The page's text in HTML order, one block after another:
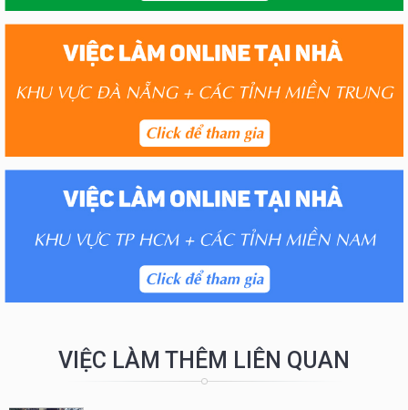
VIỆC LÀM THÊM LIÊN QUAN